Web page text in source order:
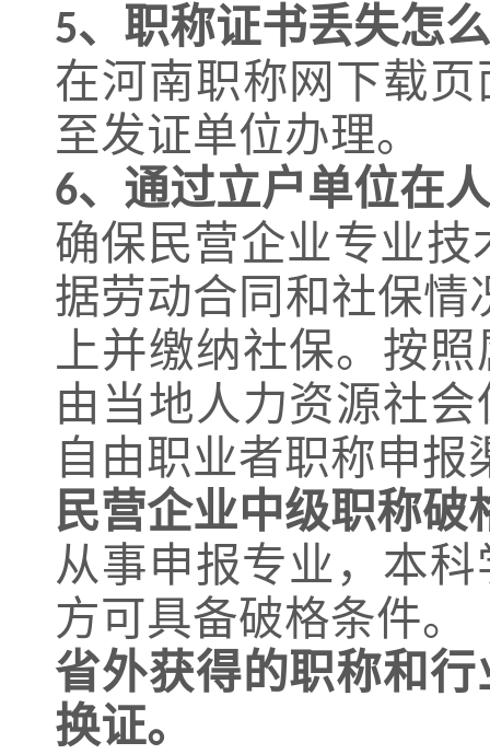
5、职称证书丢失怎
在河南职称网下载
至发证单位办理。
6、通过立户单位在
确保民营企业专业
据劳动合同和社保情
上并缴纳社保。按
由当地人力资源社
自由职业者职称申报
民营企业中级职称破
从事申报专业，本
方可具备破格条件。
省外获得的职称和
换证。